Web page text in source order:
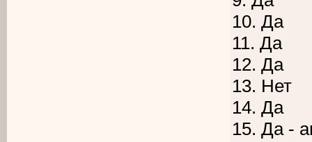
10. Да
11. Да
12. Да
13. Нет
14. Да
15. Да -